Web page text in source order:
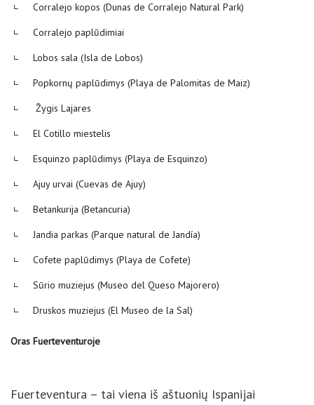
Corralejo kopos (Dunas de Corralejo Natural Park)
Corralejo paplūdimiai
Lobos sala (Isla de Lobos)
Popkornų paplūdimys (Playa de Palomitas de Maiz)
Žygis Lajares
El Cotillo miestelis
Esquinzo paplūdimys (Playa de Esquinzo)
Ajuy urvai (Cuevas de Ajuy)
Betankurija (Betancuria)
Jandia parkas (Parque natural de Jandía)
Cofete paplūdimys (Playa de Cofete)
Sūrio muziejus (Museo del Queso Majorero)
Druskos muziejus (El Museo de la Sal)
Oras Fuerteventuroje
Fuerteventura – tai viena iš aštuonių Ispanijai